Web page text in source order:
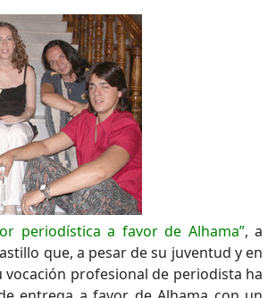
periodística a favor de Alhama”, a
que, a pesar de su juventud y en
vocación profesional de periodista ha